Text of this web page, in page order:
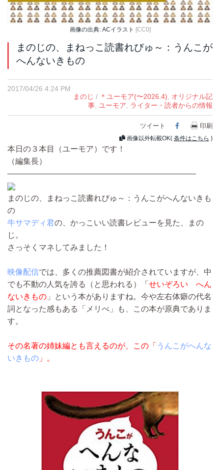
画像の出典: ACイラスト [CC0]
まのじの、まねっこ読書れびゅ～：うんこが
へんないきもの
2017/04/26 4:24 PM
まのじ / ＊ユーモア(〜2026.4), オリジナル記
事, ユーモア, ライター・読者からの情報
ツイート Facebook
印刷
画像以外転載OK( 条件はこちら )
本日の３本目（ユーモア）です！
（編集長）
————————————————————————
まのじの、まねっこ読書れびゅ～：うんこがへんないきも
の
牛サマディ君の、かっこいい読書レビューを見た、まの
じ。
さっそくマネしてみました！
映像配信では、多くの推薦図書が紹介されていますが、中
でも不動の人気を誇る（と思われる）「 せいぞろい へん
ないきもの 」という本がありますね。今や左右体癖の代名
詞となった感もある「メリべ」も、この本が原典でありま
す。
その名著の姉妹編とも言えるのが、この「 うんこがへんな
いきもの 」。